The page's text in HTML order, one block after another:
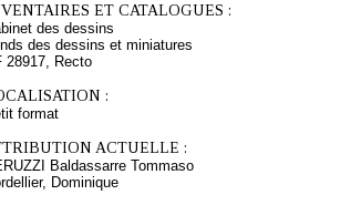
ET CATALOGUES :
des dessins
des dessins et miniatures
28917, Recto
:
format
ACTUELLE :
Baldassarre Tommaso
Dominique